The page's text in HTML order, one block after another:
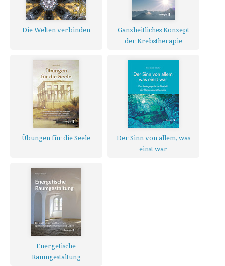
Die Welten verbinden
Ganzheitliches Konzept
der Krebstherapie
Übungen für die Seele
Der Sinn von allem, was
einst war
Energetische
Raumgestaltung